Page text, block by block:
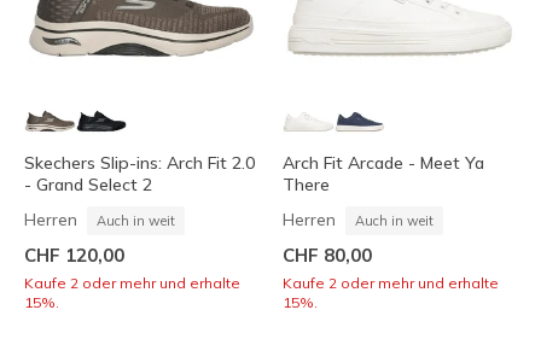
Skechers Slip-ins: Arch Fit 2.0
- Grand Select 2
Herren Auch in weit
CHF 120,00
Kaufe 2 oder mehr und erhalte
15%.
Arch Fit Arcade - Meet Ya
There
Herren Auch in weit
CHF 80,00
Kaufe 2 oder mehr und erhalte
15%.